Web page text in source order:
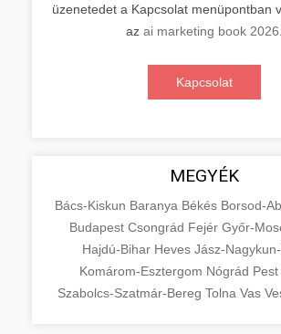
üzenetedet a Kapcsolat menüpontban
az ai marketing book 2026
Kapcsolat
MEGYÉK
Bács-Kiskun Baranya Békés Borsod-
Budapest Csongrád Fejér Győr-
Hajdú-Bihar Heves Jász-
Komárom-Esztergom Nógrád Pest
Szabolcs-Szatmár-Bereg Tolna Vas